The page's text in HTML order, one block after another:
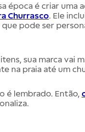
época é criar
Churrasco. Ele
pode ser
sua marca vai
na praia até um
é lembrado. Então,